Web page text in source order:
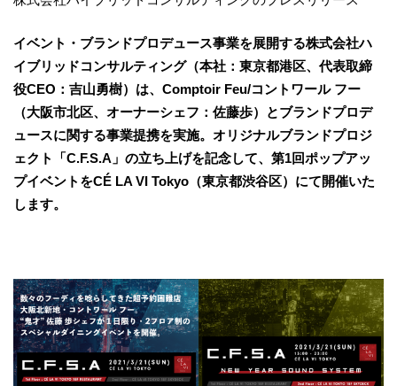
イベント・ブランドプロデュース事業を展開する株式会社ハ
イブリッドコンサルティング（本社：東京都港区、代表取締
役CEO：吉山勇樹）は、Comptoir Feu/コントワール フー
（大阪市北区、オーナーシェフ：佐藤歩）とブランドプロデ
ュースに関する事業提携を実施。オリジナルブランドプロジ
ェクト「C.F.S.A」の立ち上げを記念して、第1回ポップアッ
プイベントをCÉ LA VI Tokyo（東京都渋谷区）にて開催いた
します。